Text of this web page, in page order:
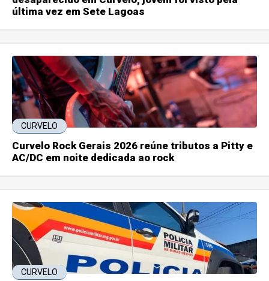
última vez em Sete Lagoas
CURVELO
Curvelo Rock Gerais 2026 reúne tributos a Pitty e
AC/DC em noite dedicada ao rock
CURVELO